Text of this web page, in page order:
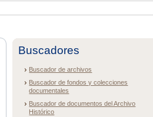
Buscadores
Buscador de archivos
Buscador de fondos y colecciones
documentales
Buscador de documentos del Archivo
Histórico